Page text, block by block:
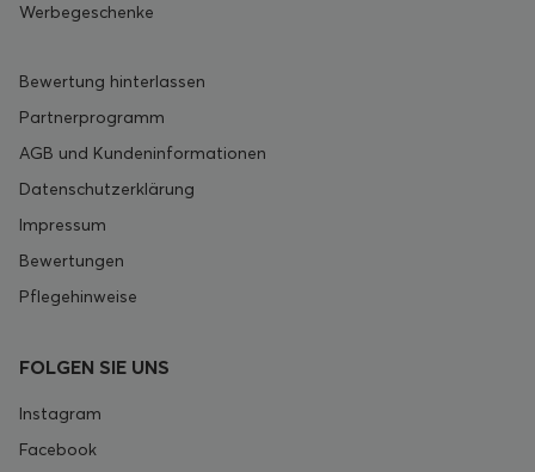
Werbegeschenke
Bewertung hinterlassen
Partnerprogramm
AGB und Kundeninformationen
Datenschutzerklärung
Impressum
Bewertungen
Pflegehinweise
FOLGEN SIE UNS
Instagram
Facebook